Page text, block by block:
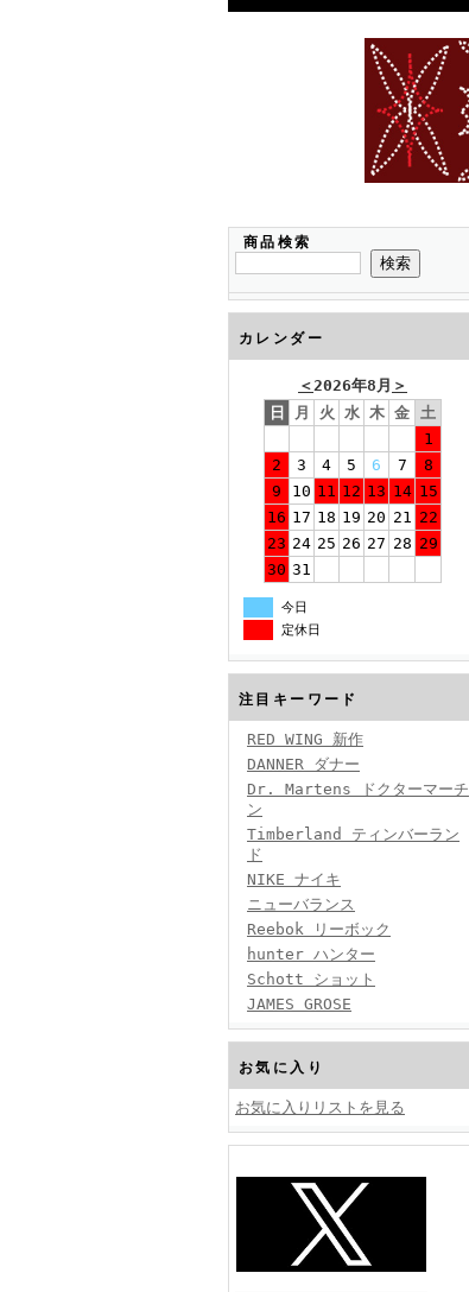
商品検索
カレンダー
＜2026年8月 ＞
日
月 火 水 木 金 土
1
2
3 4 5 6 7
8
9
10 11 12 13 14 15
16 17 18 19 20 21 22
23 24 25 26 27 28 29
30 31
今日
定休日
注目キーワード
RED WING 新作
DANNER ダナー
Dr. Martens ドクターマーチ
ン
Timberland ティンバーラン
ド
NIKE ナイキ
ニューバランス
Reebok リーボック
hunter ハンター
Schott ショット
JAMES GROSE
お気に入り
お気に入りリストを見る